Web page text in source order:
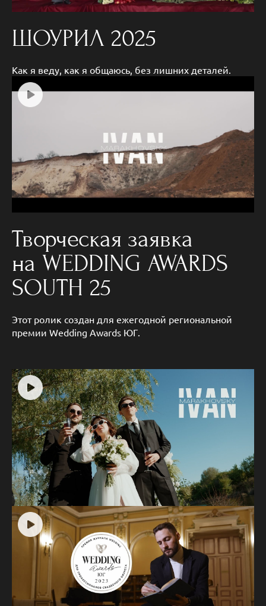
ШОУРИЛ 2025
Как я веду, как я общаюсь, без лишних деталей.
Творческая заявка
на WEDDING AWARDS
SOUTH 25
Этот ролик создан для ежегодной региональной
премии Wedding Awards ЮГ.